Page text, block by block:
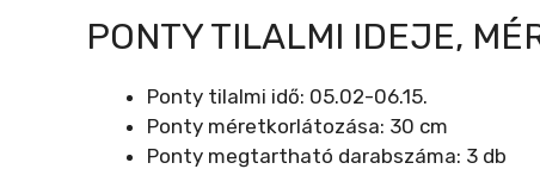
PONTY TILALMI IDEJE,
Ponty tilalmi idő: 05.02-06.15.
Ponty méretkorlátozása: 30 cm
Ponty megtartható darabszáma: 3 db